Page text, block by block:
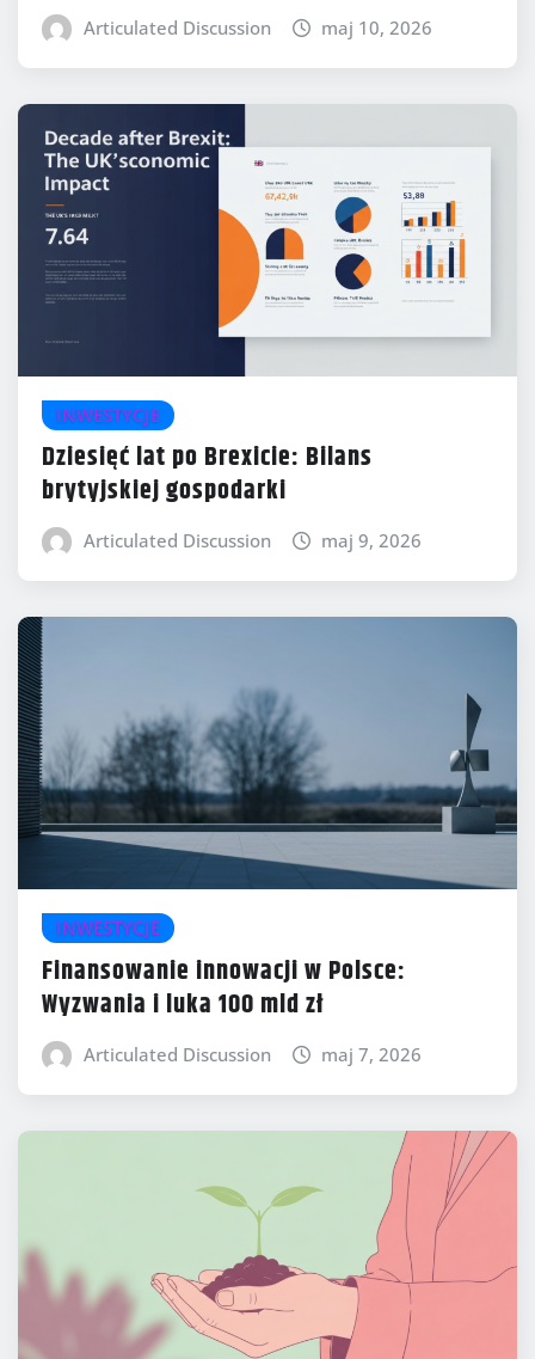
Articulated Discussion maj 10, 2026
INWESTYCJE
Dziesięć lat po Brexicie: Bilans
brytyjskiej gospodarki
Articulated Discussion maj 9, 2026
INWESTYCJE
Finansowanie innowacji w Polsce:
Wyzwania i luka 100 mld zł
Articulated Discussion maj 7, 2026